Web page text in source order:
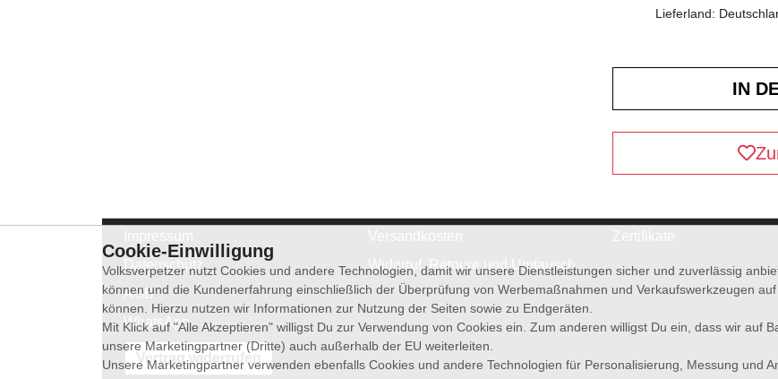
Lieferland:
Datenschutz
AGB
WhatsApp
Widerruf, Retoure und Umtausch
Vertrag widerrufen
Cookie-Einwilligung
Volksverpetzer nutzt Cookies und andere Technologien, damit wir unsere Dienstleistungen sicher und zuverlässig
können und die Kundenerfahrung einschließlich der Überprüfung von Werbemaßnahmen und Verkaufswerkzeugen
können. Hierzu nutzen wir Informationen zur Nutzung der Seiten sowie zu Endgeräten.
Mit Klick auf "Alle Akzeptieren" willigst Du zur Verwendung von Cookies ein. Zum anderen willigst Du ein, dass wir auf
unsere Marketingpartner (Dritte) auch außerhalb der EU weiterleiten.
Unsere Marketingpartner verwenden ebenfalls Cookies und andere Technologien für Personalisierung, Messung und